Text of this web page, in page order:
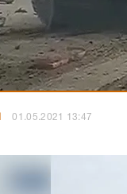
01.05.2021 13:47